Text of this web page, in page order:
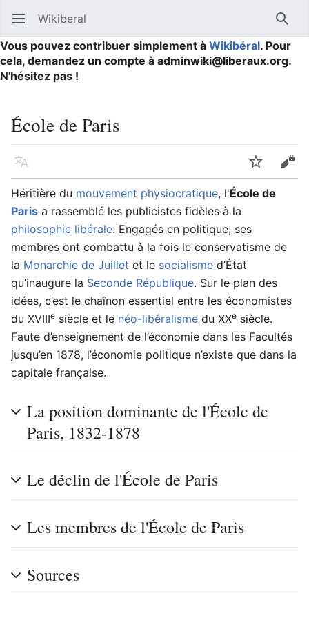
Ouvrir le menu principal Wikiberal
Vous pouvez contribuer simplement à Wikibéral. Pour
cela, demandez un compte à adminwiki@liberaux.org.
N'hésitez pas !
École de Paris
Langue Suivre
Héritière du mouvement physiocratique, l'École de
Paris a rassemblé les publicistes fidèles à la
philosophie libérale. Engagés en politique, ses
membres ont combattu à la fois le conservatisme de
la Monarchie de Juillet et le socialisme d’État
qu’inaugure la Seconde République. Sur le plan des
idées, c’est le chaînon essentiel entre les économistes
du XVIIIe siècle et le néo-libéralisme du XXe siècle.
Faute d’enseignement de l’économie dans les Facultés
jusqu’en 1878, l’économie politique n’existe que dans la
capitale française.
La position dominante de l'École de
Paris, 1832-1878
Le déclin de l'École de Paris
Les membres de l'École de Paris
Sources